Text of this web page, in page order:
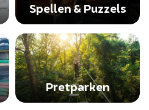
Spellen & Puzzels
Pretparken